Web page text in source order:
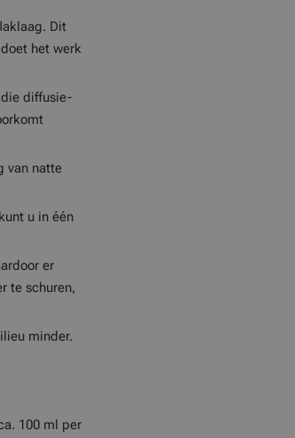
Dit
het werk
diffusie-
van natte
kunt u in één
er
te schuren,
minder.
100 ml per